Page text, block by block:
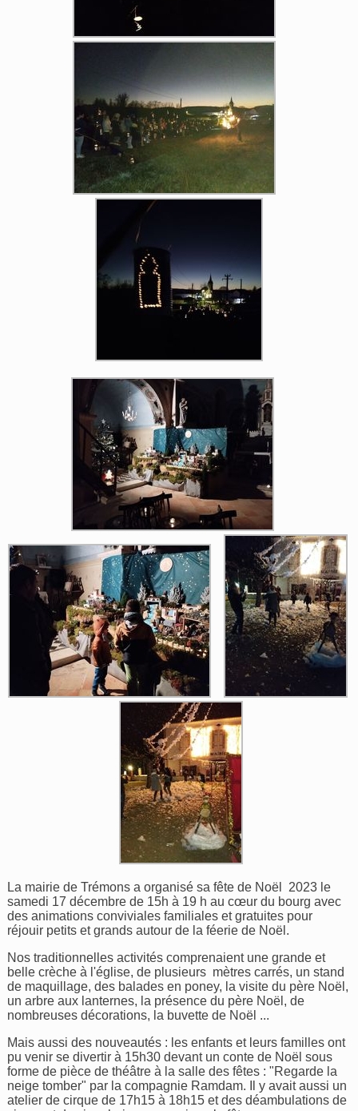
La mairie de Trémons a organisé sa fête de Noël 2023 le
samedi 17 décembre de 15h à 19 h au cœur du bourg avec
des animations conviviales familiales et gratuites pour
réjouir petits et grands autour de la féerie de Noël.
Nos traditionnelles activités comprenaient une grande et
belle crèche à l'église, de plusieurs mètres carrés, un stand
de maquillage, des balades en poney, la visite du père Noël,
un arbre aux lanternes, la présence du père Noël, de
nombreuses décorations, la buvette de Noël ...
Mais aussi des nouveautés : les enfants et leurs familles ont
pu venir se divertir à 15h30 devant un conte de Noël sous
forme de pièce de théâtre à la salle des fêtes : "Regarde la
neige tomber" par la compagnie Ramdam. Il y avait aussi un
atelier de cirque de 17h15 à 18h15 et des déambulations de